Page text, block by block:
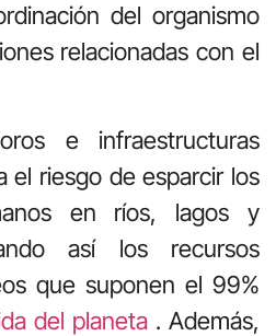
del organismo
relacionadas con el
e infraestructuras
el riesgo de esparcir los
en ríos, lagos y
así los recursos
que suponen el 99%
del planeta . Además,